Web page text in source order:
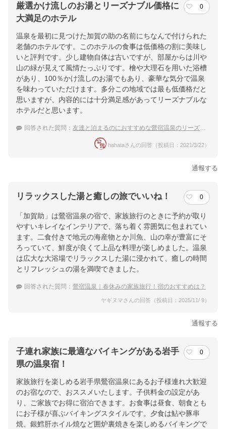
厳選かけ流しのお湯とリーズナブル価格に
大満足のホテル
0
温泉を最初に見つけた加賀の助の名前にちなんで付けられた
老舗のホテルです。このホテルの食事は低価格の割に美味し
いと評判です。少し建物自体は古いですが、部屋からは川や
山の緑が見えて風情たっぷりです。檜や大理石を用いた浴槽
があり、100％かけ流しのお湯でもあり、豪華な気分で温泉
を味わっていただけます。多分この地域では最も低価格だと
思いますが、内容的には十分満足感があってリーズナブルな
ホテルだと思います。
回答された質問： 友達と泊まるのにおすすめな鶯宿温泉のリーズナブルな宿
hahataさんの回答（投稿日：2021/3/22）
通報する
リラックスした湯と癒しの旅でいいね！ 0
「加賀助」は鶯宿温泉の宿で、家族旅行のときに予約が取り
やすいキレイなインテリアで、落ち着く雰囲気に包まれてい
ます。二食付きで地元の海産物とか川魚、山の幸が豊富にそ
ろっていて、鮮度が良くて上品な料理が楽しめました。温泉
は広大な大浴場でリラックスした湯に浸かれて、癒しの時間
とリフレッシュの湯を満喫できました。
回答された質問： 鶯宿温泉｜春休みの家族旅行！宿のおすすめは？
ヤギヌマさんの回答（投稿日：2025/11/ 9）
通報する
子連れ家族に最適なバイキングがある岩手
県の温泉宿！
0
家族旅行を楽しめる岩手県鶯宿温泉にあるお子様連れ大歓迎
のお宿なので、おススメいたします。子供料金の設定があ
り、ご家族でお得に宿泊できます。お食事は昼食、朝食とも
にお子様が喜ぶバイキングスタイルです。夕食は鮎や豚串
焼、銀鱈肝ホイル焼など囲炉裏焼きを楽しめるバイキングで